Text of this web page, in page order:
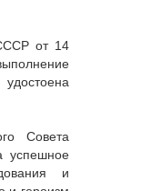
от 14
Совета
успешное
и